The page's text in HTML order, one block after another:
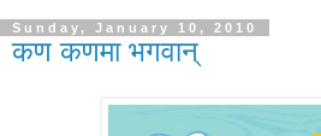
Sunday, January 10, 2010
कण कणमा भगवान्